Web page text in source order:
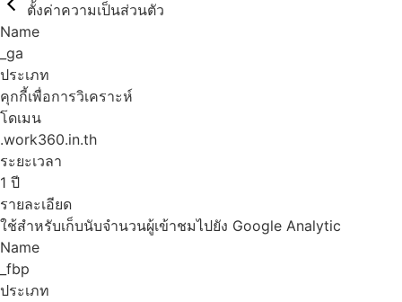
ตั้งค่าความเป็นส่วนตัว
Name
_ga
ประเภท
คุกกี้เพื่อการวิเคราะห์
โดเมน
.work360.in.th
ระยะเวลา
1 ปี
รายละเอียด
ใช้สำหรับเก็บนับจำนวนผู้เข้าชมไปยัง Google Analytic
Name
_fbp
ประเภท